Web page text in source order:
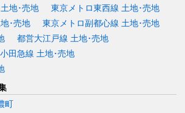
地･売地
東京メトロ東西線 土地･売地
･売地
東京メトロ副都心線 土地･売地
都営大江戸線 土地･売地
小田急線 土地･売地
町